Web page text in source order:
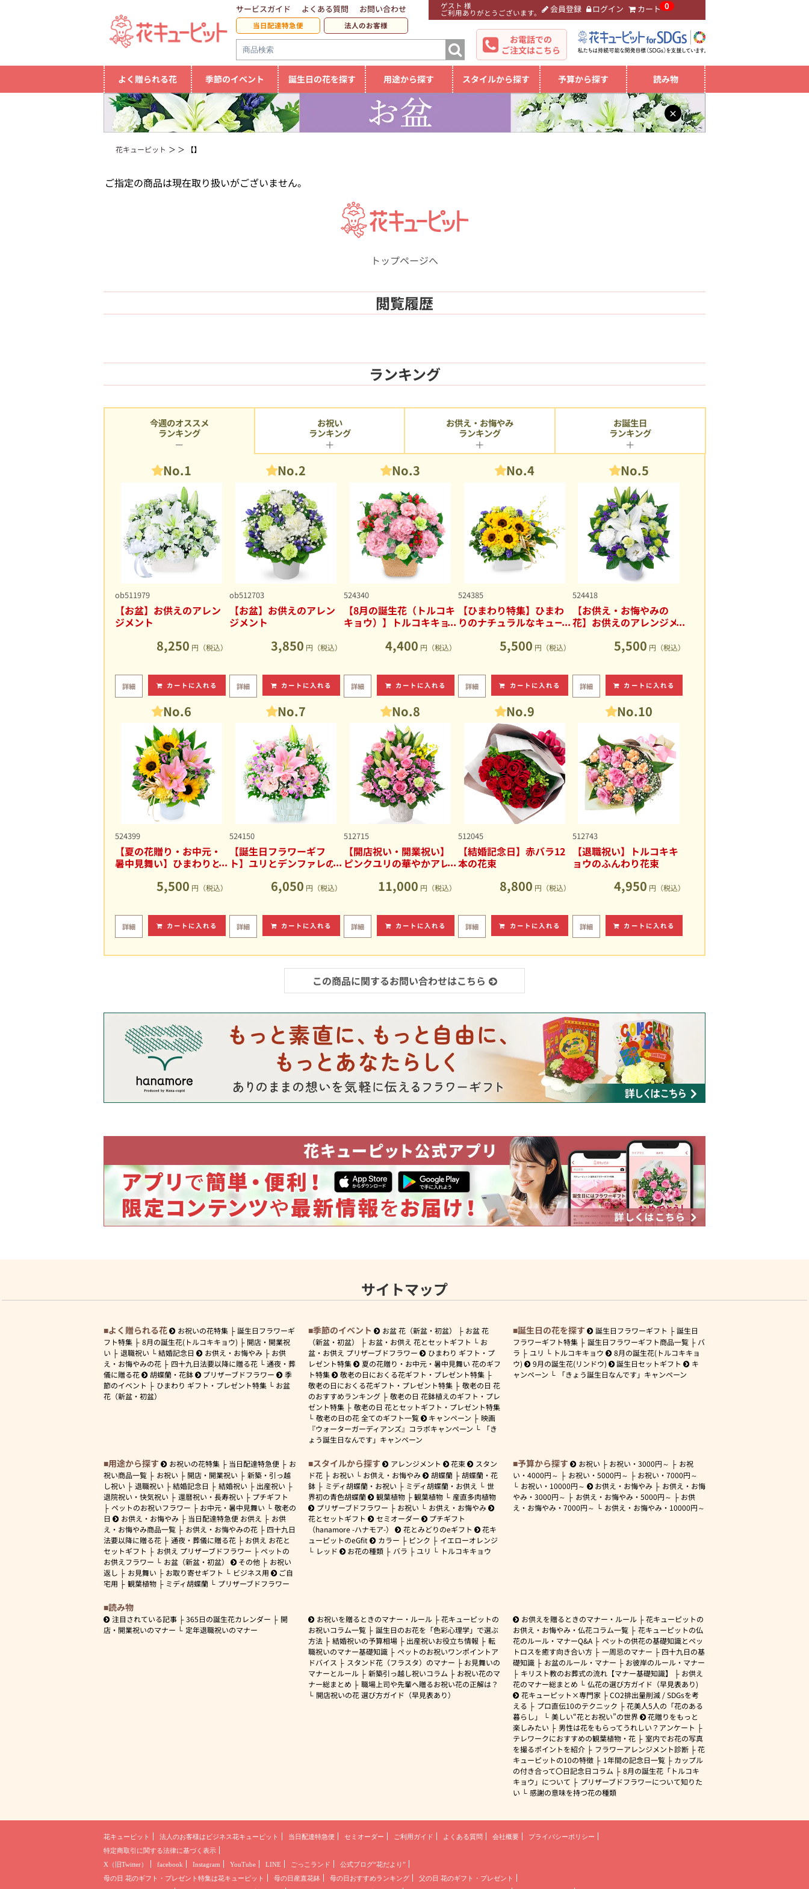
ゲスト 様
ご利用ありがとうございます。 会員登録 ログイン カート 0
サービスガイド よくある質問 お問い合わせ
当日配達特急便 法人のお客様
お電話での
ご注文はこちら
よく贈られる花 季節のイベント 誕生日の花を探す 用途から探す スタイルから探す 予算から探す 読み物
×
花キューピット 【】
ご指定の商品は現在取り扱いがございません。
トップページへ
閲覧履歴
ランキング
今週のオススメ
ランキング
No.1
ob511979
【お盆】お供えのアレン
ジメント
8,250 円（税込）
詳細 カートに入れる
No.2
ob512703
【お盆】お供えのアレン
ジメント
3,850 円（税込）
詳細 カートに入れる
No.3
524340
【8月の誕生花（トルコキ
キョウ）】トルコキキョ
4,400 円（税込）
詳細 カートに入れる
No.4
524385
【ひまわり特集】ひまわ
りのナチュラルなキュー
5,500 円（税込）
詳細 カートに入れる
No.5
524418
【お供え・お悔やみの
花】お供えのアレンジメ
5,500 円（税込）
詳細 カートに入れる
No.6
524399
【夏の花贈り・お中元・
暑中見舞い】ひまわりと
5,500 円（税込）
詳細 カートに入れる
No.7
524150
【誕生日フラワーギフ
ト】ユリとデンファレの
6,050 円（税込）
詳細 カートに入れる
No.8
512715
【開店祝い・開業祝い】
ピンクユリの華やかアレ
11,000 円（税込）
詳細 カートに入れる
No.9
512045
【結婚記念日】赤バラ12
本の花束
8,800 円（税込）
詳細 カートに入れる
No.10
512743
【退職祝い】トルコキキ
ョウのふんわり花束
4,950 円（税込）
詳細 カートに入れる
お祝い
ランキング
お供え・お悔やみ
ランキング
お誕生日
ランキング
この商品に関するお問い合わせはこちら
サイトマップ
よく贈られる花 お祝いの花特集
誕生日フラワーギ
フト特集
8月の誕生花(トルコキキョウ)
開店・開業祝
い
退職祝い 結婚記念日 お供え・お悔やみ
お供
え・お悔やみの花
四十九日法要以降に贈る花
通夜・葬
儀に贈る花
胡蝶蘭・花鉢 プリザーブドフラワー
季
節のイベント
ひまわり ギフト・プレゼント特集
お盆
花（新盆・初盆）
季節のイベント お盆 花（新盆・初盆）
お盆 花
（新盆・初盆）
お盆・お供え 花とセットギフト
お
盆・お供え プリザーブドフラワー
ひまわり ギフト・プ
レゼント特集
夏の花贈り・お中元・暑中見舞い 花のギフ
ト特集
敬老の日におくる花ギフト・プレゼント特集
敬老の日におくる花ギフト・プレゼント特集
敬老の日 花
のおすすめランキング
敬老の日 花鉢植えのギフト・プレ
ゼント特集
敬老の日 花とセットギフト・プレゼント特集
敬老の日の花 全てのギフト一覧
キャンペーン
映画
『ウォーターガーディアンズ』コラボキャンペーン
「き
ょう誕生日なんです」キャンペーン
誕生日の花を探す 誕生日フラワーギフト
誕生日
フラワーギフト特集
誕生日フラワーギフト商品一覧
バ
ラ
ユリ トルコキキョウ
8月の誕生花(トルコキキョ
ウ)
9月の誕生花(リンドウ) 誕生日セットギフト
キ
ャンペーン
「きょう誕生日なんです」キャンペーン
用途から探す お祝いの花特集 当日配達特急便
お
祝い商品一覧
お祝い 開店・開業祝い
新築・引っ越
し祝い
退職祝い 結婚記念日 結婚祝い
出産祝い
退院祝い・快気祝い
還暦祝い・長寿祝い
プチギフト
ペットのお祝いフラワー
お中元・暑中見舞い
敬老の
日
お供え・お悔やみ 当日配達特急便 お供え
お供
え・お悔やみ商品一覧
お供え・お悔やみの花
四十九日
法要以降に贈る花
通夜・葬儀に贈る花
お供え お花と
セットギフト
お供え プリザーブドフラワー
ペットの
お供えフラワー
お盆（新盆・初盆） その他
お祝い
返し
お見舞い お取り寄せギフト ビジネス用
ご自
宅用
観葉植物 ミディ胡蝶蘭 プリザーブドフラワー
スタイルから探す アレンジメント 花束
スタン
ド花
お祝い お供え・お悔やみ 胡蝶蘭
胡蝶蘭・花
鉢
ミディ胡蝶蘭・お祝い ミディ胡蝶蘭・お供え
世
界初の青色胡蝶蘭
観葉植物 観葉植物
産直多肉植物
プリザーブドフラワー
お祝い
お供え・お悔やみ
花とセットギフト
セミオーダー
プチギフト
（hanamore -ハナモア-）
花とみどりのeギフト
花キ
ューピットのeGfit
カラー ピンク
イエローオレンジ
レッド
お花の種類 バラ ユリ トルコキキョウ
予算から探す お祝い お祝い・3000円～
お祝
い・ 4000円～ お祝い・ 5000円～ お祝い・7000円～
お祝い・ 10000円～ お供え・お悔やみ
お供え・お悔
やみ・ 3000円～ お供え・お悔やみ・ 5000円～
お供
え・お悔やみ・ 7000円～ お供え・お悔やみ・ 10000円～
読み物
注目されている記事 365日の誕生花カレンダー
開
店・開業祝いのマナー
定年退職祝いのマナー
お祝いを贈るときのマナー・ルール
花キューピットの
お祝いコラム一覧
誕生日のお花を「色彩心理学」で選ぶ
方法
結婚祝いの予算相場 出産祝いお役立ち情報
転
職祝いのマナー基礎知識
ペットのお祝いワンポイントア
ドバイス
スタンド花（フラスタ）のマナー
お見舞いの
マナーとルール
新築引っ越し祝いコラム
お祝い花のマ
ナー総まとめ
職場上司や先輩へ贈るお祝い花の正解は？
開店祝いの花 選び方ガイド（早見表あり）
お供えを贈るときのマナー・ルール
花キューピットの
お供え・お悔やみ・仏花コラム一覧
花キューピットの仏
花のルール・マナーQ&A
ペットの供花の基礎知識とペッ
トロスを癒す向き合い方
一周忌のマナー
四十九日の基
礎知識
お盆のルール・マナー
お彼岸のルール・マナー
キリスト教のお葬式の流れ【マナー基礎知識】
お供え
花のマナー総まとめ
仏花の選び方ガイド（早見表あり)
花キューピット×専門家
CO2排出量削減 / SDGsを考
える
プロ直伝10のテクニック
花美人5人の「花のある
暮らし」
美しい“花とお祝い”の世界
花贈りをもっと
楽しみたい
男性は花をもらってうれしい？アンケート
テレワークにおすすめの観葉植物・花
室内でお花の写真
を撮るポイントを紹介
フラワーアレンジメント診断
花
キューピットの10の特徴
1年間の記念日一覧
カップル
の付き合って〇日記念日コラム
8月の誕生花「トルコキ
キョウ」について
プリザーブドフラワーについて知りた
い
感謝の意味を持つ花の種類
花キューピット 法人のお客様は ビジネス花キューピット 当日配達特急便 セミオーダー ご利用ガイド よくある質問 会社概要
プライバシーポリシー
特定商取引に関する法律に基づく表示
X（旧Twitter）
facebook Instagram YouTube LINE ごっこランド
公式ブログ“花だより”
母の日 花のギフト・プレゼント 特集は花キューピット 母の日産直花鉢 母の日おすすめランキング
父の日 花のギフト・プレゼント